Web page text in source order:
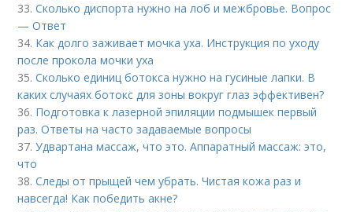
33.Сколько диспорта нужно на лоб и межбровье. Вопрос
— Ответ
34. Как долго заживает мочка уха. Инструкция по уходу
после прокола мочки уха
35.Сколько единиц ботокса нужно на гусиные лапки. В
каких случаях ботокс для зоны вокруг глаз эффективен?
36. Подготовка к лазерной эпиляции подмышек первый
раз. Ответы на часто задаваемые вопросы
37.Удвартана массаж, что это. Аппаратный массаж: это,
что
38.Следы от прыщей чем убрать. Чистая кожа раз и
навсегда! Как победить акне?